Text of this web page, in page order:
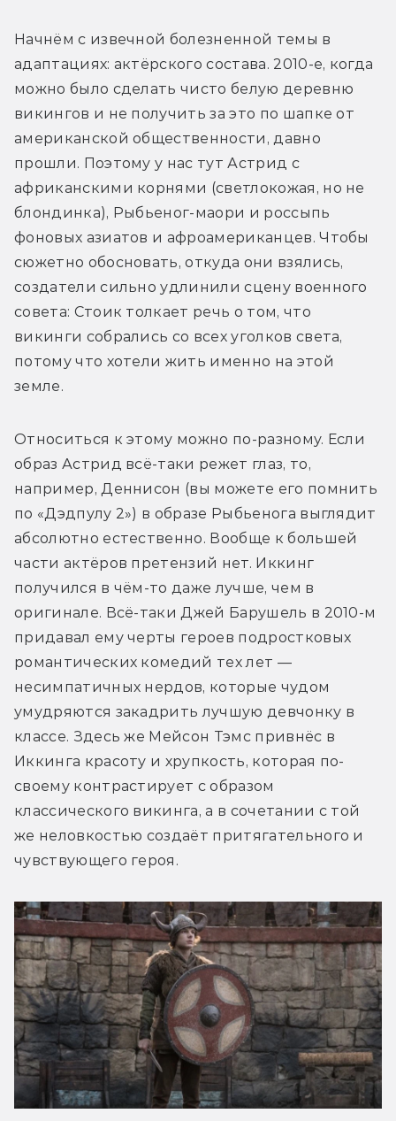
Начнём с извечной болезненной темы в
адаптациях: актёрского состава. 2010-е, когда
можно было сделать чисто белую деревню
викингов и не получить за это по шапке от
американской общественности, давно
прошли. Поэтому у нас тут Астрид c
африканскими корнями (светлокожая, но не
блондинка), Рыбьеног-маори и россыпь
фоновых азиатов и афроамериканцев. Чтобы
сюжетно обосновать, откуда они взялись,
создатели сильно удлинили сцену военного
совета: Стоик толкает речь о том, что
викинги собрались со всех уголков света,
потому что хотели жить именно на этой
земле.
Относиться к этому можно по-разному. Если
образ Астрид всё-таки режет глаз, то,
например, Деннисон (вы можете его помнить
по «Дэдпулу 2») в образе Рыбьенога выглядит
абсолютно естественно. Вообще к большей
части актёров претензий нет. Иккинг
получился в чём-то даже лучше, чем в
оригинале. Всё-таки Джей Барушель в 2010-м
придавал ему черты героев подростковых
романтических комедий тех лет —
несимпатичных нердов, которые чудом
умудряются закадрить лучшую девчонку в
классе. Здесь же Мейсон Тэмс привнёс в
Иккинга красоту и хрупкость, которая по-
своему контрастирует с образом
классического викинга, а в сочетании с той
же неловкостью создаёт притягательного и
чувствующего героя.